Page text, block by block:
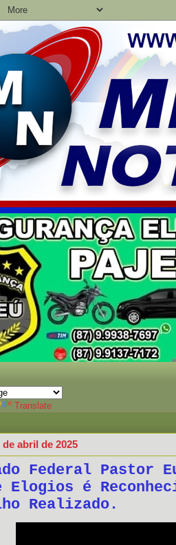
Translate
abril de 2025
Federal Pastor
Elogios é
Realizado.